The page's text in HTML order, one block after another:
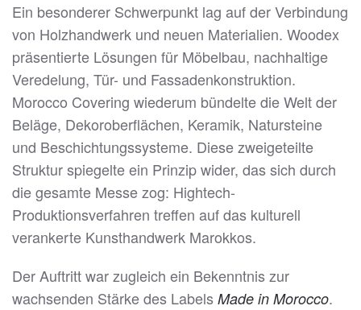
Ein besonderer Schwerpunkt lag auf der Verbindung
von Holzhandwerk und neuen Materialien. Woodex
präsentierte Lösungen für Möbelbau, nachhaltige
Veredelung, Tür- und Fassadenkonstruktion.
Morocco Covering wiederum bündelte die Welt der
Beläge, Dekoroberflächen, Keramik, Natursteine
und Beschichtungssysteme. Diese zweigeteilte
Struktur spiegelte ein Prinzip wider, das sich durch
die gesamte Messe zog: Hightech-
Produktionsverfahren treffen auf das kulturell
verankerte Kunsthandwerk Marokkos.
Der Auftritt war zugleich ein Bekenntnis zur
wachsenden Stärke des Labels Made in Morocco.